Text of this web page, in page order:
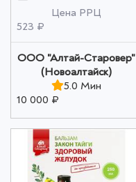
Цена РРЦ
523 ₽
ООО "Алтай-Старовер"
(Новоалтайск)
5.0 Мин
10 000 ₽